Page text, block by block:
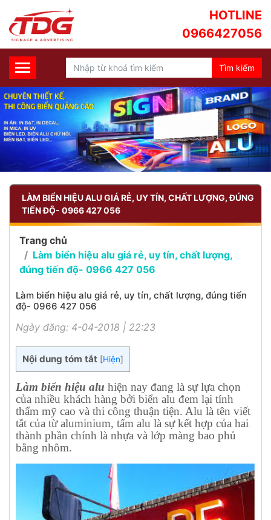
HOTLINE
0966427056
LÀM BIỂN HIỆU ALU GIÁ RẺ, UY TÍN, CHẤT LƯỢNG, ĐÚNG
TIẾN ĐỘ- 0966 427 056
Trang chủ
Làm biển hiệu alu giá rẻ, uy tín, chất lượng,
đúng tiến độ- 0966 427 056
Làm biển hiệu alu giá rẻ, uy tín, chất lượng, đúng tiến
độ- 0966 427 056
Ngày đăng: 4-04-2018 | 22:23
Nội dung tóm tắt [Hiện]
Làm biển hiệu alu hiện nay đang là sự lựa chọn
của nhiều khách hàng bởi biển alu đem lại tính
thẩm mỹ cao và thi công thuận tiện. Alu là tên viết
tắt của từ aluminium, tấm alu là sự kết hợp của hai
thành phần chính là nhựa và lớp màng bao phủ
bằng nhôm.